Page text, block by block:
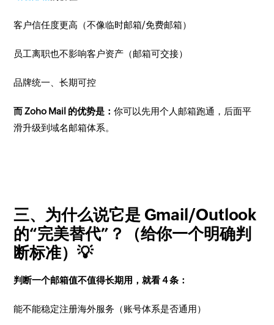
客户信任度更高（不像临时邮箱/免费邮箱）
员工离职也不影响客户资产（邮箱可交接）
品牌统一、长期可控
而 Zoho Mail 的优势是：你可以先用个人邮箱跑通，后面平
滑升级到域名邮箱体系。
三、为什么说它是 Gmail/Outlook
的“完美替代”？（给你一个明确判
断标准）💡
判断一个邮箱值不值得长期用，就看 4 条：
能不能稳定注册海外服务（账号体系是否通用）